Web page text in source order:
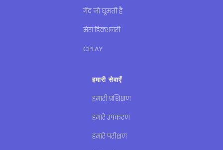
गेंद जो घूमती है
मेरा डिक्शनरी
CPLAY
हमारी सेवाएँ
हमारी प्रशिक्षण
हमारे उपकरण
हमारे परीक्षण